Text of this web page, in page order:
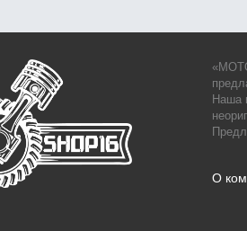
Наша
О